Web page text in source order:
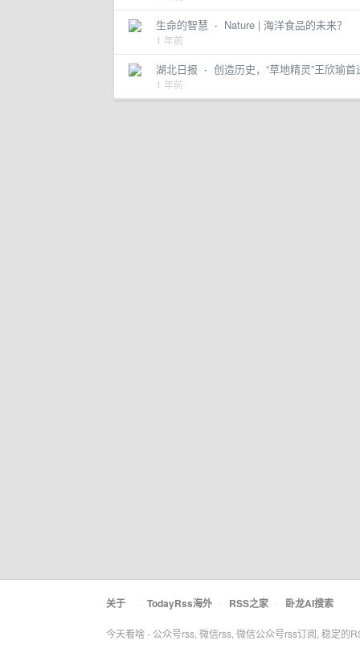
生命的智慧 · Nature | 海洋食品的未来？
1 年前
湖北日报 · 创造历史，“草地精灵”王欣瑜
1 年前
关于 · TodayRss海外 · RSS之家 · 卧龙AI搜索
今天看啥 - 公众号rss, 微信rss, 微信公众号rss订阅, 稳定的